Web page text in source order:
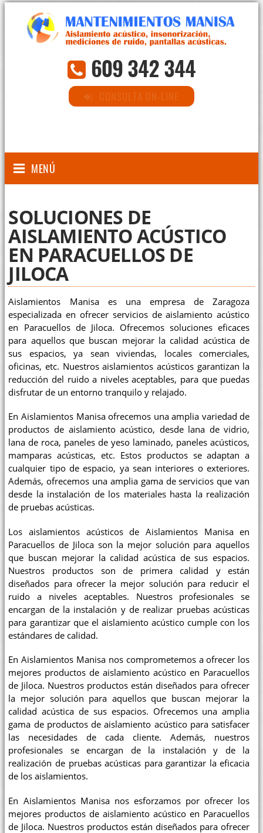
609 342 344
CONSULTA ON-LINE
MENÚ
SOLUCIONES DE
AISLAMIENTO ACÚSTICO
EN PARACUELLOS DE
JILOCA
Aislamientos Manisa es una empresa de Zaragoza
especializada en ofrecer servicios de aislamiento acústico
en Paracuellos de Jiloca. Ofrecemos soluciones eficaces
para aquellos que buscan mejorar la calidad acústica de
sus espacios, ya sean viviendas, locales comerciales,
oficinas, etc. Nuestros aislamientos acústicos garantizan la
reducción del ruido a niveles aceptables, para que puedas
disfrutar de un entorno tranquilo y relajado.
En Aislamientos Manisa ofrecemos una amplia variedad de
productos de aislamiento acústico, desde lana de vidrio,
lana de roca, paneles de yeso laminado, paneles acústicos,
mamparas acústicas, etc. Estos productos se adaptan a
cualquier tipo de espacio, ya sean interiores o exteriores.
Además, ofrecemos una amplia gama de servicios que van
desde la instalación de los materiales hasta la realización
de pruebas acústicas.
Los aislamientos acústicos de Aislamientos Manisa en
Paracuellos de Jiloca son la mejor solución para aquellos
que buscan mejorar la calidad acústica de sus espacios.
Nuestros productos son de primera calidad y están
diseñados para ofrecer la mejor solución para reducir el
ruido a niveles aceptables. Nuestros profesionales se
encargan de la instalación y de realizar pruebas acústicas
para garantizar que el aislamiento acústico cumple con los
estándares de calidad.
En Aislamientos Manisa nos comprometemos a ofrecer los
mejores productos de aislamiento acústico en Paracuellos
de Jiloca. Nuestros productos están diseñados para ofrecer
la mejor solución para aquellos que buscan mejorar la
calidad acústica de sus espacios. Ofrecemos una amplia
gama de productos de aislamiento acústico para satisfacer
las necesidades de cada cliente. Además, nuestros
profesionales se encargan de la instalación y de la
realización de pruebas acústicas para garantizar la eficacia
de los aislamientos.
En Aislamientos Manisa nos esforzamos por ofrecer los
mejores productos de aislamiento acústico en Paracuellos
de Jiloca. Nuestros productos están diseñados para ofrecer